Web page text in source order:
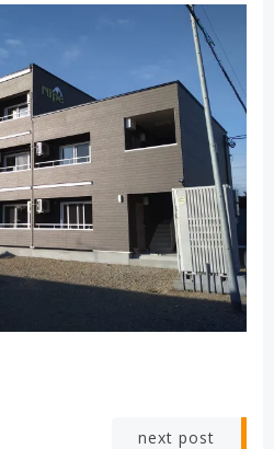
next post